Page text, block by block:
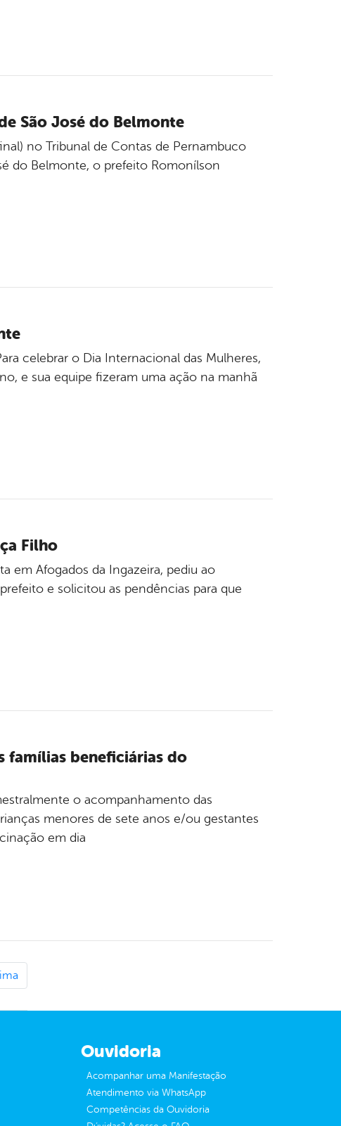
São José do Belmonte
no Tribunal de Contas de Pernambuco
do Belmonte, o prefeito Romonílson
celebrar o Dia Internacional das Mulheres,
e sua equipe fizeram uma ação na manhã
Filho
em Afogados da Ingazeira, pediu ao
e solicitou as pendências para que
famílias beneficiárias do
o acompanhamento das
menores de sete anos e/ou gestantes
em dia
Ouvidoria
Acompanhar uma Manifestação
Atendimento via WhatsApp
Competências da Ouvidoria